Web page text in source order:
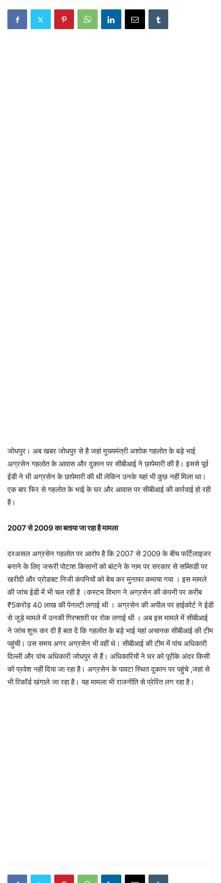
जोधपुर। अब खबर जोधपुर से है जहां मुख्यमंत्री अशोक गहलोत के बड़े भाई
अग्रसेन गहलोत के आवास और दुकान पर सीबीआई ने छापेमारी की है। इससे पूर्व
ईडी ने भी अग्रसेन के छापेमारी की थी लेकिन उनके यहां भी कुछ नहीं मिला था।
एक बार फिर से गहलोत के भाई के घर और आवास पर सीबीआई की कार्रवाई हो रही
है।
2007 से 2009 का बताया जा रहा है मामला
दरअसल अग्रसेन गहलोत पर आरोप है कि 2007 से 2009 के बीच फर्टिलाइजर
बनाने के लिए जरूरी पोटाश किसानों को बांटने के नाम पर सरकार से सब्सिडी पर
खरीदी और प्रोडक्ट निजी कंपनियों को बेच कर मुनाफा कमाया गया । इस मामले
की जांच ईडी में भी चल रही है ।कस्टम विभाग ने अग्रसेन की कंपनी पर करीब
₹5करोड़ 40 लाख की पेनल्टी लगाई थी । अग्रसेन की अपील पर हाईकोर्ट ने ईडी
से जुड़े मामले में उनकी गिरफ्तारी पर रोक लगाई थी । अब इस मामले में सीबीआई
ने जांच शुरू कर दी है बता दें कि गहलोत के बड़े भाई यहां अचानक सीबीआई की टीम
पहुंची। उस समय अगर अग्रसेन भी वहीं थे। सीबीआई की टीम में पांच अधिकारी
दिल्ली और पांच अधिकारी जोधपुर से हैं। अधिकारियों ने घर को पूरीके अंदर किसी
को प्रवेश नहीं दिया जा रहा है। अग्रसेन के पावटा स्थित दुकान पर पहुंचे ,जहां से
भी रिकॉर्ड खंगाले जा रहा है। यह मामला भी राजनीति से प्रेरित लग रहा है।